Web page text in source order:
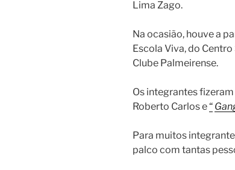
Lima Zago.
Na ocasião, houve a
Escola Viva, do
Clube Palmeirense.
Os integrantes fizeram
Roberto Carlos e“
Para muitos
palco com tantas